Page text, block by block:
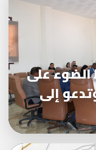
الضوء على
إلى